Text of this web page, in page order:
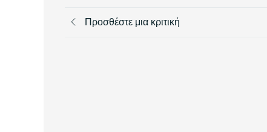
Προσθέστε μια κριτική